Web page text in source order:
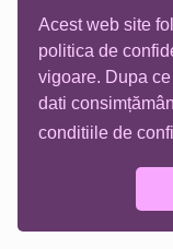
Acest web site
politica de
vigoare. Dupa
dati
conditiile de